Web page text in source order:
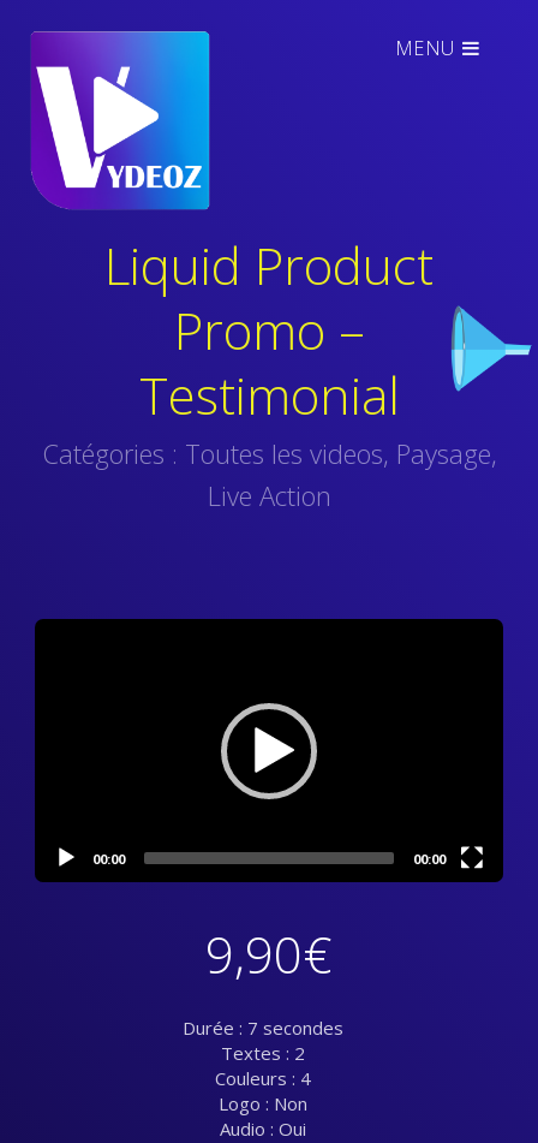
MENU
Liquid Product
Promo –
Testimonial
Catégories : Toutes les videos, Paysage,
Live Action
00:00 00:00
9,90€
Durée : 7 secondes
Textes : 2
Couleurs : 4
Logo : Non
Audio : Oui